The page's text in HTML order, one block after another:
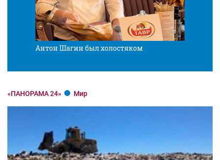
Антон Шагин был холостяком
«ПАНОРАМА 24» Мир